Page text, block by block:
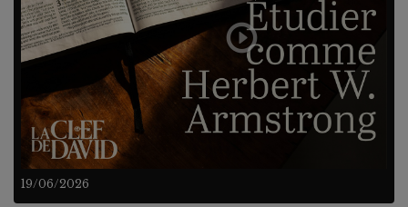
19/06/2026